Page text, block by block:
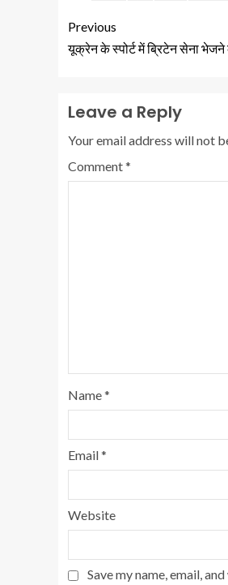
Previous
यूक्रेन के स्पोर्ट में ब्रिटेन सेना
Leave a Reply
Your email address will not
Comment*
Name*
Email*
Website
Save my name, email,